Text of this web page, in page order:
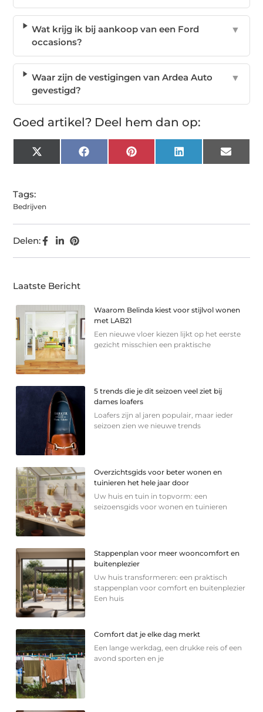
Wat krijg ik bij aankoop van een Ford
occasions?
▼
Waar zijn de vestigingen van Ardea Auto
gevestigd?
▼
Goed artikel? Deel hem dan op:
X
(Twitter)
FacebookPinterest LinkedIn Email
Tags:
Bedrijven
Delen:
Laatste Bericht
Waarom Belinda kiest voor stijlvol wonen
met LAB21
Een nieuwe vloer kiezen lijkt op het eerste
gezicht misschien een praktische
5 trends die je dit seizoen veel ziet bij
dames loafers
Loafers zijn al jaren populair, maar ieder
seizoen zien we nieuwe trends
Overzichtsgids voor beter wonen en
tuinieren het hele jaar door
Uw huis en tuin in topvorm: een
seizoensgids voor wonen en tuinieren
Stappenplan voor meer wooncomfort en
buitenplezier
Uw huis transformeren: een praktisch
stappenplan voor comfort en buitenplezier
Een huis
Comfort dat je elke dag merkt
Een lange werkdag, een drukke reis of een
avond sporten en je